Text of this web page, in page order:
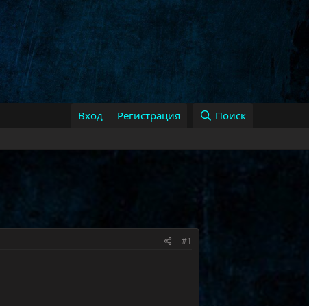
Вход Регистрация Поиск
#1